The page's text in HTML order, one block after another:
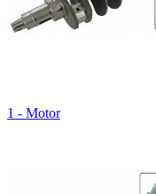
1 - Motor